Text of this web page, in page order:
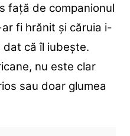
față de companionul
fi hrănit și căruia i-
dat că îl iubește.
nu este clar
sau doar glumea